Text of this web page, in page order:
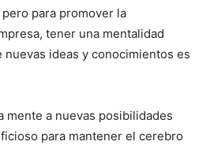
para promover la
tener una mentalidad
ideas y conocimientos es
mente a nuevas posibilidades
para mantener el cerebro